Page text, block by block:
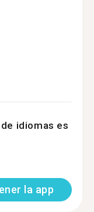
idiomas es
la app